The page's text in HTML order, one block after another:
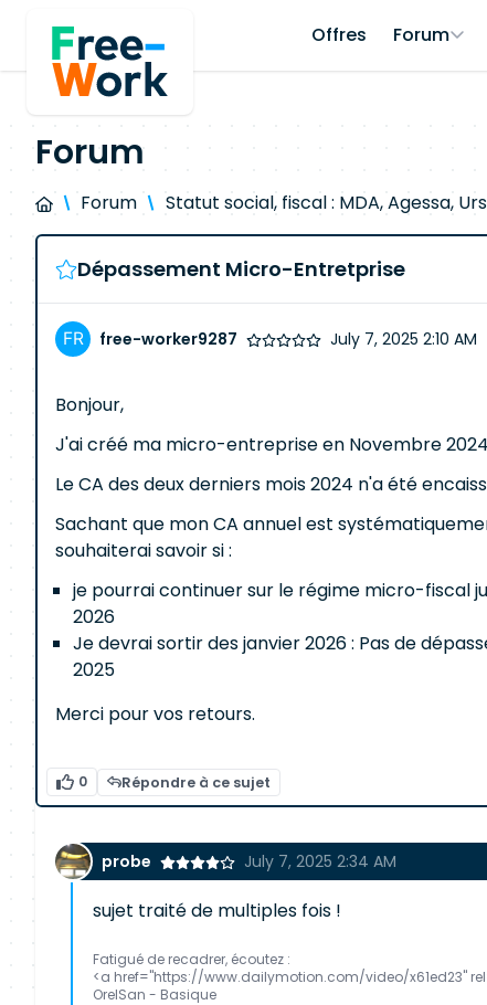
Offres Forum
Forum
Forum Statut social, fiscal : MDA, Agessa,
Dépassement Micro-Entretprise
free-worker9287 July 7, 2025 2:10 AM
Bonjour,
J'ai créé ma micro-entreprise en Novembre
Le CA des deux derniers mois 2024 n'a été
Sachant que mon CA annuel est
souhaiterai savoir si :
je pourrai continuer sur le régime micro-fiscal
2026
Je devrai sortir des janvier 2026 : Pas de
2025
Merci pour vos retours.
0 Répondre à ce sujet
probe July 7, 2025 2:34 AM
sujet traité de multiples fois !
Fatigué de recadrer, écoutez :
<a href="https://www.dailymotion.com/video/x61ed23"
OrelSan - Basique